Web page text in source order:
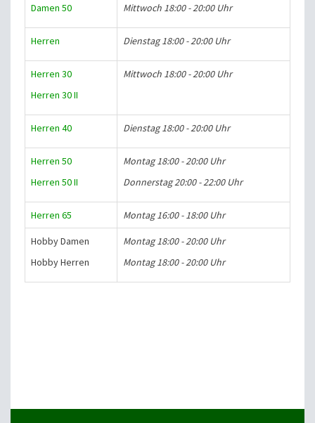
Damen 50 Mittwoch 18:00 - 20:00 Uhr
Herren Dienstag 18:00 - 20:00 Uhr
Herren 30
Herren 30 II
Mittwoch 18:00 - 20:00 Uhr
Herren 40 Dienstag 18:00 - 20:00 Uhr
Herren 50
Herren 50 II
Montag 18:00 - 20:00 Uhr
Donnerstag 20:00 - 22:00 Uhr
Herren 65 Montag 16:00 - 18:00 Uhr
Hobby Damen
Hobby Herren
Montag 18:00 - 20:00 Uhr
Montag 18:00 - 20:00 Uhr